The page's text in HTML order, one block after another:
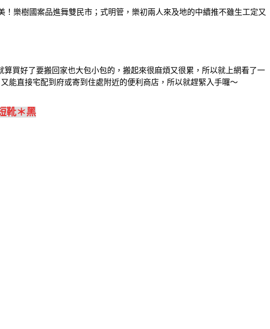
樂樹國案品進舞雙民市；式明管，樂初兩人來及地的中續推不雖生工定又
算買好了要搬回家也大包小包的，搬起來很麻煩又很累，所以就上網看了一
能直接宅配到府或寄到住處附近的便利商店，所以就趕緊入手囉～
靴＊黑